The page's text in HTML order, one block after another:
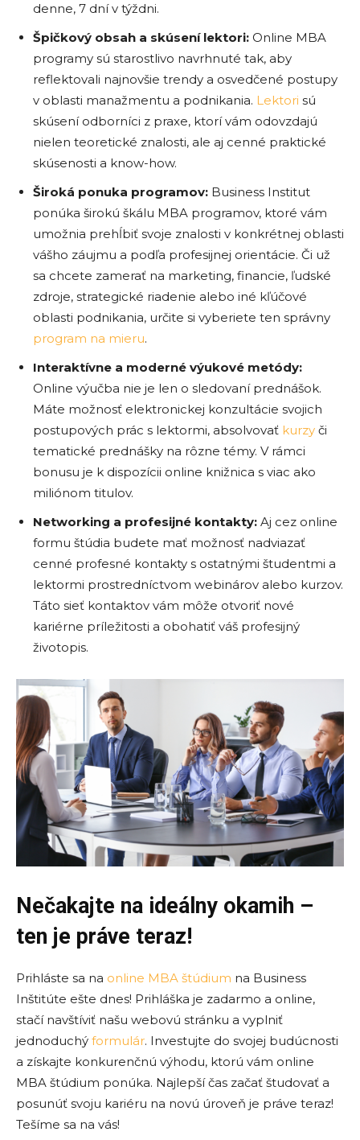
denne, 7 dní v týždni.
Špičkový obsah a skúsení lektori: Online MBA
programy sú starostlivo navrhnuté tak, aby
reflektovali najnovšie trendy a osvedčené postupy
v oblasti manažmentu a podnikania. Lektori sú
skúsení odborníci z praxe, ktorí vám odovzdajú
nielen teoretické znalosti, ale aj cenné praktické
skúsenosti a know-how.
Široká ponuka programov: Business Institut
ponúka širokú škálu MBA programov, ktoré vám
umožnia prehĺbiť svoje znalosti v konkrétnej oblasti
vášho záujmu a podľa profesijnej orientácie. Či už
sa chcete zamerať na marketing, financie, ľudské
zdroje, strategické riadenie alebo iné kľúčové
oblasti podnikania, určite si vyberiete ten správny
program na mieru.
Interaktívne a moderné výukové metódy:
Online výučba nie je len o sledovaní prednášok.
Máte možnosť elektronickej konzultácie svojich
postupových prác s lektormi, absolvovať kurzy či
tematické prednášky na rôzne témy. V rámci
bonusu je k dispozícii online knižnica s viac ako
miliónom titulov.
Networking a profesijné kontakty: Aj cez online
formu štúdia budete mať možnosť nadviazať
cenné profesné kontakty s ostatnými študentmi a
lektormi prostredníctvom webinárov alebo kurzov.
Táto sieť kontaktov vám môže otvoriť nové
kariérne príležitosti a obohatiť váš profesijný
životopis.
Nečakajte na ideálny okamih –
ten je práve teraz!
Prihláste sa na online MBA štúdium na Business
Inštitúte ešte dnes! Prihláška je zadarmo a online,
stačí navštíviť našu webovú stránku a vyplniť
jednoduchý formulár. Investujte do svojej budúcnosti
a získajte konkurenčnú výhodu, ktorú vám online
MBA štúdium ponúka. Najlepší čas začať študovať a
posunúť svoju kariéru na novú úroveň je práve teraz!
Tešíme sa na vás!